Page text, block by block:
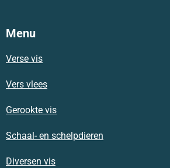
Menu
Verse vis
Vers vlees
Gerookte vis
Schaal- en schelpdieren
Diversen vis